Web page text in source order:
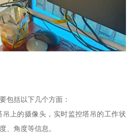
包括以下几个方面：
上的摄像头，实时监控塔吊的工作状
、角度等信息。